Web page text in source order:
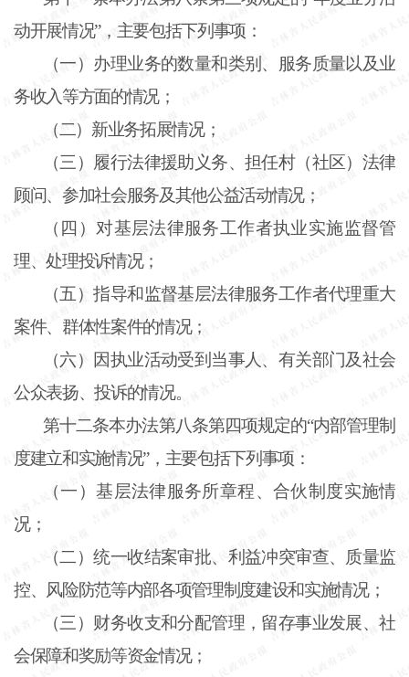
动开展情况”，主要包括下列事项：
（一）办理业务的数量和类别、服务质量以及业
务收入等方面的情况；
（二）新业务拓展情况；
（三）履行法律援助义务、担任村（社区）法律
顾问、参加社会服务及其他公益活动情况；
（四）对基层法律服务工作者执业实施监督管
理、处理投诉情况；
（五）指导和监督基层法律服务工作者代理重大
案件、群体性案件的情况；
（六）因执业活动受到当事人、有关部门及社会
公众表扬、投诉的情况。
第十二条本办法第八条第四项规定的“内部管理制
度建立和实施情况”，主要包括下列事项：
（一）基层法律服务所章程、合伙制度实施情
况；
（二）统一收结案审批、利益冲突审查、质量监
控、风险防范等内部各项管理制度建设和实施情况；
（三）财务收支和分配管理，留存事业发展、社
会保障和奖励等资金情况；